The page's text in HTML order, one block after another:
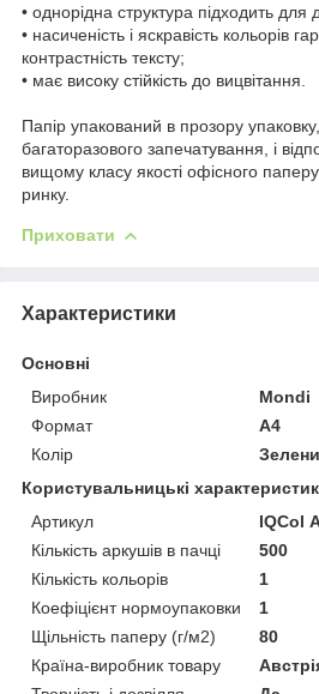
• однорідна структура підходить для
• насиченість і яскравість кольорів
контрастність тексту;
• має високу стійкість до вицвітання.
Папір упакований в прозору
багаторазового запечатування, і
вищому класу якості офісного
ринку.
Приховати
Характеристики
Основні
Виробник
Mondi
Формат
A4
Колір
Користувальницькі
Артикул
IQCol
Кількість аркушів в пачці
500
Кількість кольорів
1
Коефіцієнт нормоупаковки
1
Щільність паперу (г/м2)
80
Країна-виробник товару